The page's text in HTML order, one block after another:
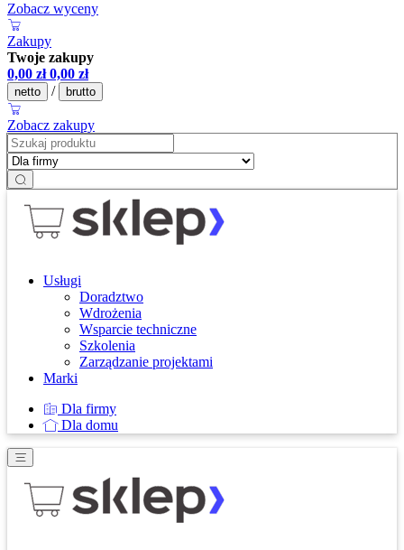
Zobacz wyceny
Zakupy
Twoje zakupy
0,00 zł 0,00 zł
netto / brutto
Zobacz zakupy
Usługi
Doradztwo
Wdrożenia
Wsparcie techniczne
Szkolenia
Zarządzanie projektami
Marki
Dla firmy
Dla domu